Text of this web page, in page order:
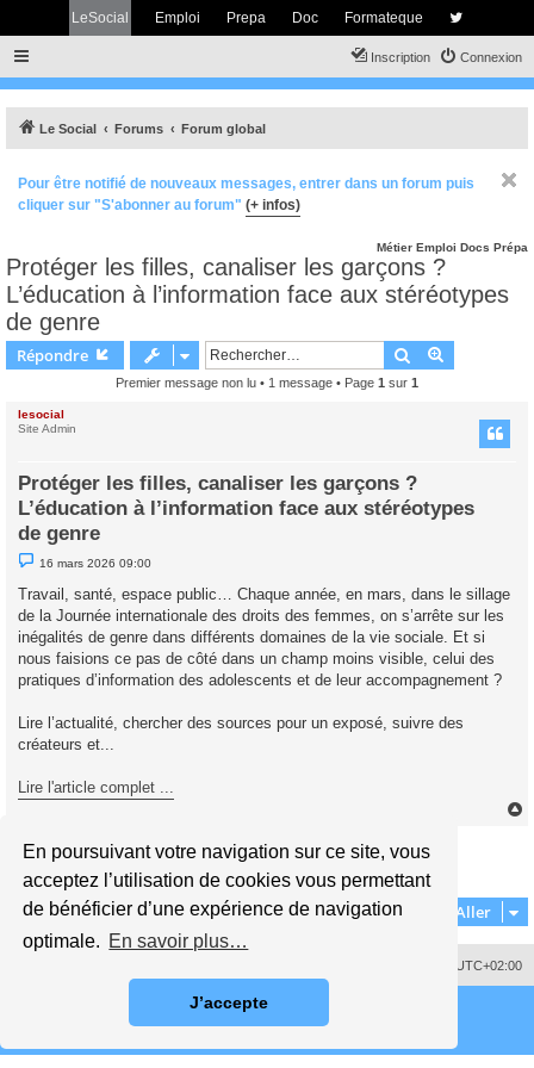
En poursuivant votre navigation sur ce site, vous
acceptez l’utilisation de cookies vous permettant
de bénéficier d’une expérience de navigation
optimale. En savoir plus…
J’accepte
LeSocial Emploi Prepa Doc Formateque
Connexion
Inscription
Le Social Forums Forum global
Pour être notifié de nouveaux messages, entrer dans un forum puis
cliquer sur "S'abonner au forum" (+ infos)
Métier Emploi Docs Prépa
Protéger les filles, canaliser les garçons ?
L’éducation à l’information face aux stéréotypes
de genre
Répondre Rechercher
Premier message non lu • 1 message • Page 1 sur 1
lesocial
Site Admin
Protéger les filles, canaliser les garçons ?
L’éducation à l’information face aux stéréotypes
de genre
M
e
s
g
e
n
n
16 mars 2026 09:00
Travail, santé, espace public… Chaque année, en mars, dans le sillage
de la Journée internationale des droits des femmes, on s’arrête sur les
inégalités de genre dans différents domaines de la vie sociale. Et si
nous faisions ce pas de côté dans un champ moins visible, celui des
pratiques d’information des adolescents et de leur accompagnement ?
Lire l’actualité, chercher des sources pour un exposé, suivre des
créateurs et...
Lire l'article complet ...
Répondre
1 message • Page
Aller
UTC+02:00